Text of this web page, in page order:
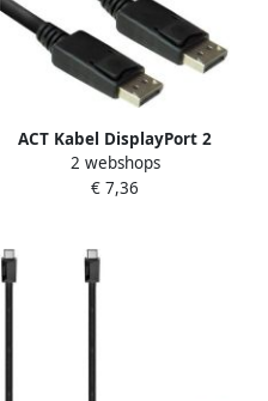
ACT Kabel DisplayPort 2
meter zwart
2 webshops
€ 7,36